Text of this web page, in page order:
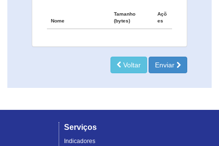
Nome
Tamanho
(bytes)
Açõ
es
Voltar Enviar
Serviços
Indicadores